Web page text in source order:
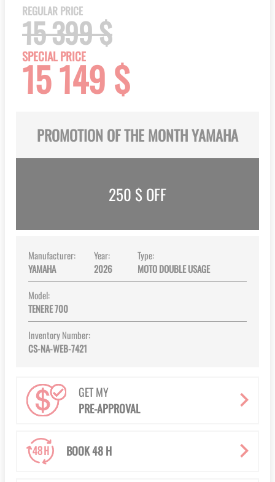
beginning
images
gallery
SPECIAL PRICE
15 149 $
REGULAR PRICE
15 399 $
PROMOTION OF THE MONTH YAMAHA
250 $ OFF
Manufacturer:
YAMAHA
Year:
2026
Type:
MOTO DOUBLE USAGE
Model:
TENERE 700
Inventory Number:
CS-NA-WEB-7421
GET MY
PRE-APPROVAL
BOOK 48 H